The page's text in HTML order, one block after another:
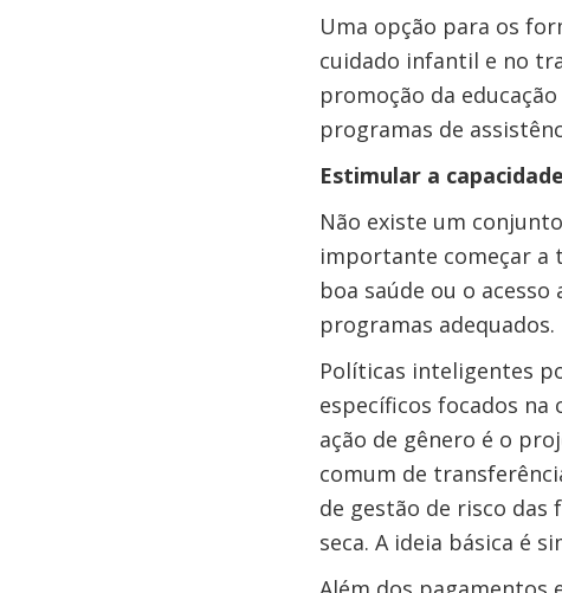
Uma opção para os
cuidado infantil e no
promoção da
programas de
Estimular a
Não existe um
importante começar a
boa saúde ou o
programas adequados.
Políticas inteligentes
específicos focados na
ação de gênero é o
comum de
de gestão de risco
seca. A ideia básica é